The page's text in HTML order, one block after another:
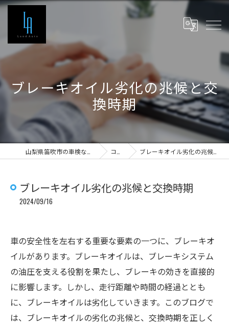
ブレーキオイル劣化の兆候と交
換時期
コラム ブレーキオイル劣化の兆候と交換時期
ブレーキオイル劣化の兆候と交換時期
2024/09/16
車の安全性を左右する重要な要素の一つに、ブレーキオ
イルがあります。ブレーキオイルは、ブレーキシステム
の油圧を支える役割を果たし、ブレーキの効きを直接的
に影響します。しかし、走行距離や時間の経過ととも
に、ブレーキオイルは劣化していきます。このブログで
は、ブレーキオイルの劣化の兆候と、交換時期を正しく